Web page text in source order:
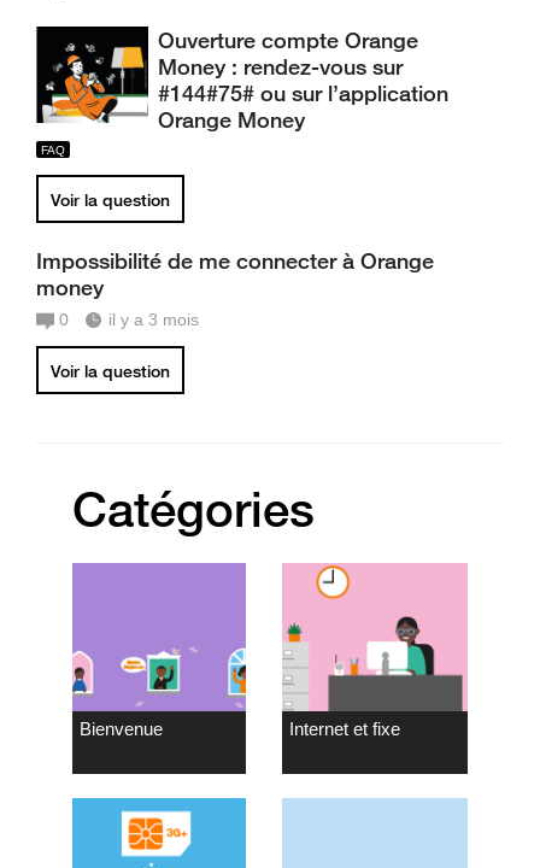
Ouverture compte Orange
Money : rendez-vous sur
#144#75# ou sur l’application
Orange Money
Voir la question
Impossibilité de me connecter à Orange
money
0 il y a 3 mois
Voir la question
Catégories
Bienvenue Internet et fixe